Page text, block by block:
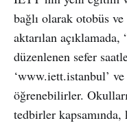
bağlı olarak otobüs ve
aktarılan açıklamada,
düzenlenen sefer
‘www.iett.istanbul’
öğrenebilirler.
tedbirler